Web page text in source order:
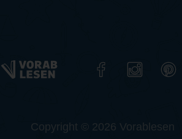
Copyright © 2026 Vorablesen